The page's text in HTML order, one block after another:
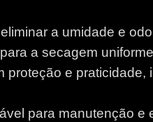
a umidade e
a secagem
proteção e
para manutenção